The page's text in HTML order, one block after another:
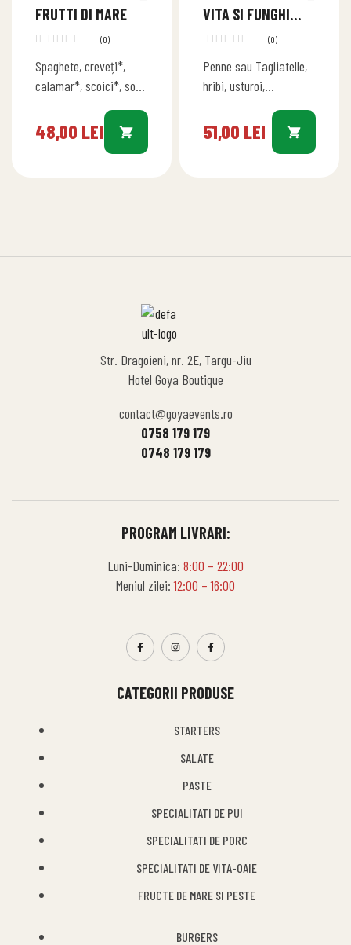
FRUTTI DI MARE
(0)
Spaghete, creveți*,
calamar*, scoici*, sos
vegetală, lămâie,
parmezan Cantitate:
48,00 LEI
VITA SI FUNGHI
PORCINI
(0)
Penne sau Tagliatelle,
hribi, usturoi,
alb, carne de vită
Gramaj: 400g
51,00 LEI
Str. Dragoieni, nr. 2E, Targu-Jiu
Hotel Goya Boutique
contact@goyaevents.ro
0758 179 179
0748 179 179
CATEGORII PRODUSE
STARTERS
SALATE
PASTE
SPECIALITATI DE PUI
SPECIALITATI DE PORC
SPECIALITATI DE VITA-OAIE
FRUCTE DE MARE SI PESTE
BURGERS
PROGRAM LIVRARI:
Luni-Duminica: 8:00 – 22:00
Meniul zilei:12:00 – 16:00